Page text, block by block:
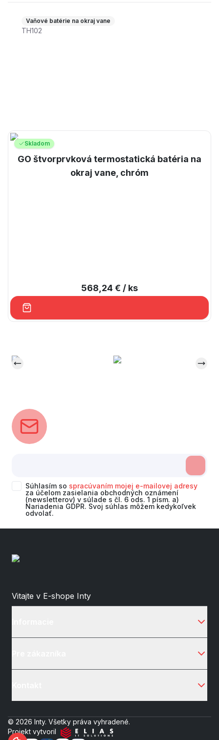
Vaňové batérie na okraj vane
TH102
Skladom
GO štvorprvková termostatická batéria na
okraj vane, chróm
568,24 € / ks
Súhlasím so spracúvaním mojej e-mailovej adresy
za účelom zasielania obchodných oznámení
(newsletterov) v súlade s čl. 6 ods. 1 písm. a)
Nariadenia GDPR. Svoj súhlas môžem kedykoľvek
odvolať.
Vitajte v E-shope Inty
© 2026 Inty. Všetky práva vyhradené.
Projekt vytvoril